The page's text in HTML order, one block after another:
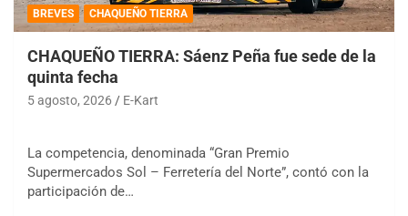
BREVES CHAQUEÑO TIERRA
CHAQUEÑO TIERRA: Sáenz Peña fue sede de la
quinta fecha
5 agosto, 2026 E-Kart
La competencia, denominada “Gran Premio
Supermercados Sol – Ferretería del Norte”, contó con la
participación de…